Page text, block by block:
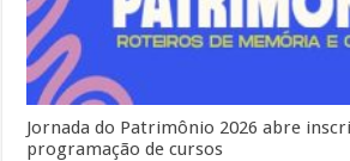
Jornada do Patrimônio 2026 abre
programação de cursos